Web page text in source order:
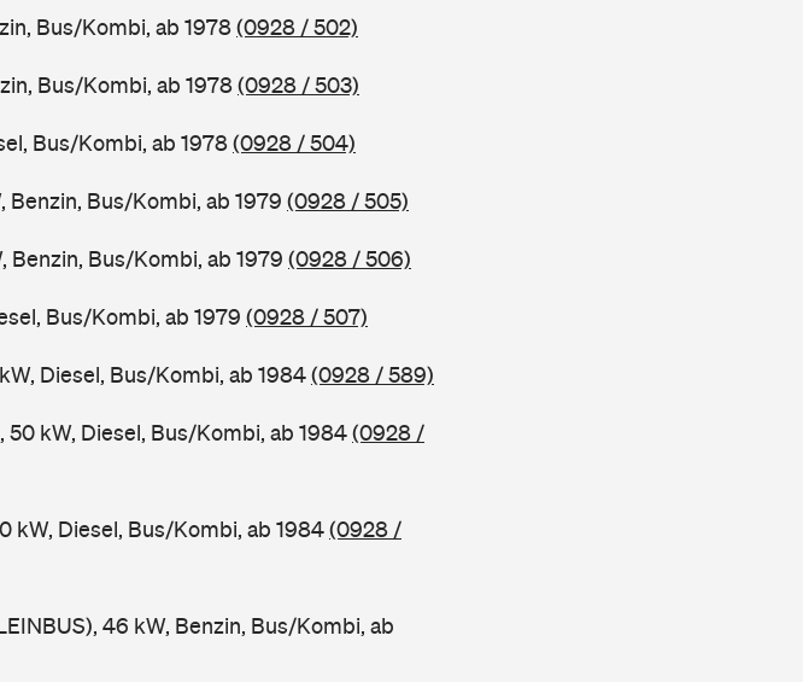
Bus/Kombi, ab 1978(0928 / 502)
Bus/Kombi, ab 1978(0928 / 503)
Bus/Kombi, ab 1978(0928 / 504)
Benzin, Bus/Kombi, ab 1979 (0928 / 505)
Benzin, Bus/Kombi, ab 1979 (0928 / 506)
Bus/Kombi, ab 1979 (0928 / 507)
Diesel, Bus/Kombi, ab 1984(0928 / 589)
50 kW, Diesel, Bus/Kombi, ab 1984(0928 /
kW, Diesel, Bus/Kombi, ab 1984(0928 /
46 kW, Benzin, Bus/Kombi, ab